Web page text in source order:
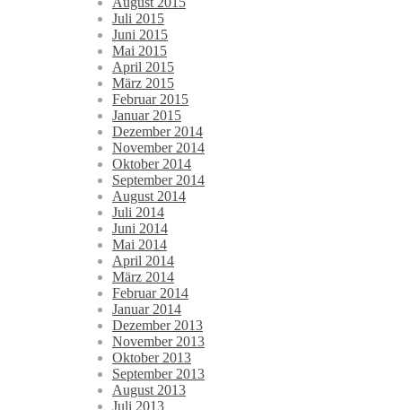
Juli 2015
Juni 2015
Mai 2015
April 2015
März 2015
Februar 2015
Januar 2015
Dezember 2014
November 2014
Oktober 2014
September 2014
August 2014
Juli 2014
Juni 2014
Mai 2014
April 2014
März 2014
Februar 2014
Januar 2014
Dezember 2013
November 2013
Oktober 2013
September 2013
August 2013
Juli 2013